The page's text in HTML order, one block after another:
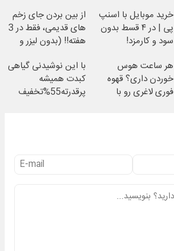
خرید موبایل با اسنپ
پی | در ۴ قسط بدون
سود و کارمزد!
از بین بردن جای زخم
های قدیمی، فقط در 3
هفته!! (بدون لیزر و
هر ساعت هوس
خوردن داری؟ قهوه
فوری لاغری رو با
با این نوشیدنی گیاهی
کبدت همیشه
پرقدرته55%تخفیف